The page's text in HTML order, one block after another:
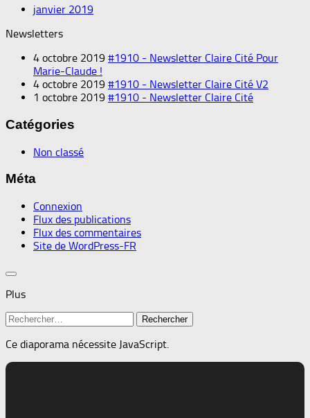
janvier 2019
Newsletters
4 octobre 2019 #1910 - Newsletter Claire Cité Pour
Marie-Claude !
4 octobre 2019 #1910 - Newsletter Claire Cité V2
1 octobre 2019 #1910 - Newsletter Claire Cité
Catégories
Non classé
Méta
Connexion
Flux des publications
Flux des commentaires
Site de WordPress-FR
Plus
Rechercher :
Ce diaporama nécessite JavaScript.